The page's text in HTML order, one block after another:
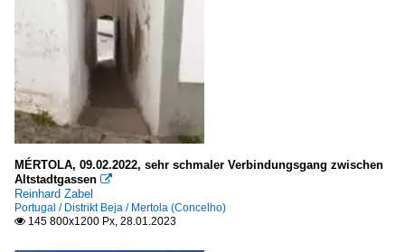
MÉRTOLA, 09.02.2022, sehr schmaler Verbindungsgang zwischen
Altstadtgassen 
Reinhard Zabel
Portugal / Distrikt Beja / Mertola (Concelho)
 145 800x1200 Px, 28.01.2023